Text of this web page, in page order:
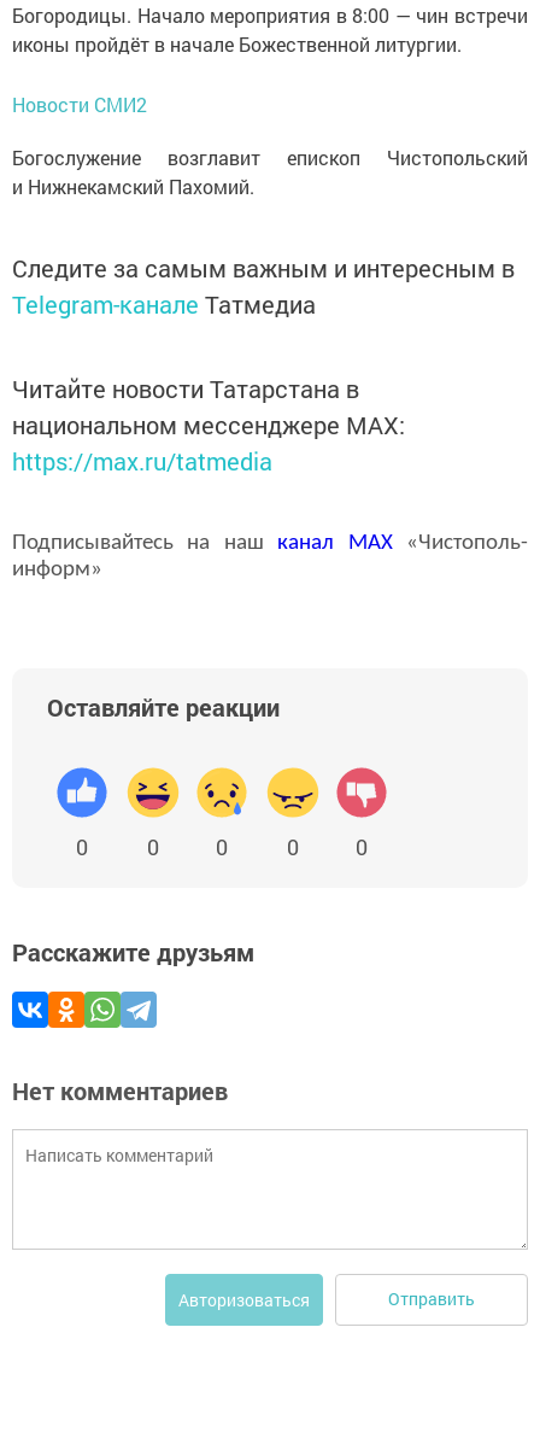
Богородицы. Начало мероприятия в 8:00 — чин встречи
иконы пройдёт в начале Божественной литургии.
Новости СМИ2
Богослужение возглавит епископ Чистопольский
и Нижнекамский Пахомий.
Следите за самым важным и интересным в
Telegram-канале Татмедиа
Читайте новости Татарстана в
национальном мессенджере MАХ:
https://max.ru/tatmedia
Подписывайтесь на наш канал MAX«Чистополь-
информ»
Оставляйте реакции
0 0 0 0 0
Расскажите друзьям
Нет комментариев
Авторизоваться Отправить